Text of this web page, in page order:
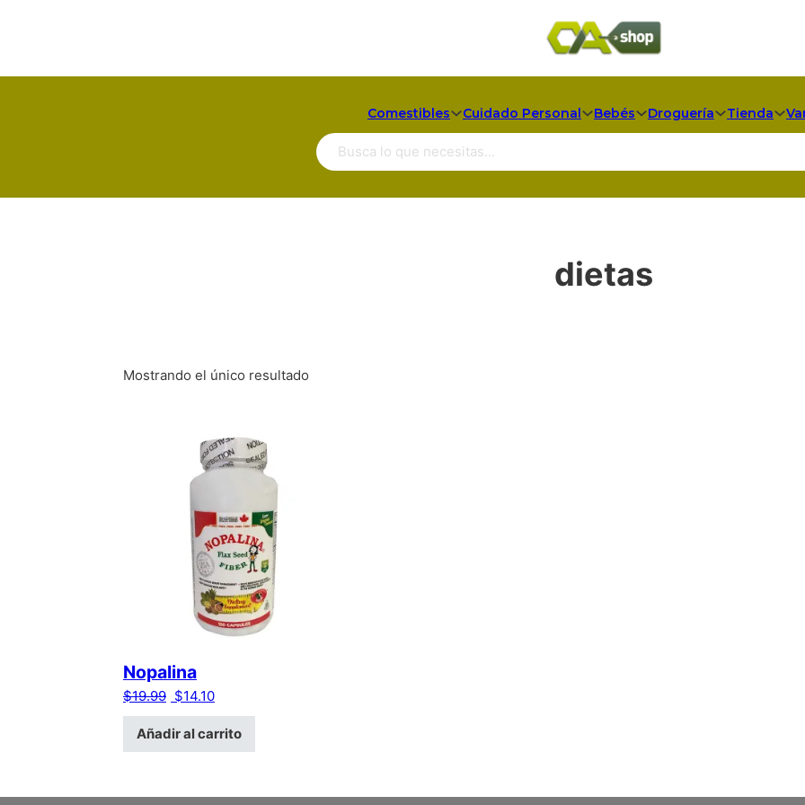
Comestibles Cuidado Personal Bebés Droguería Tienda
Buscar ...
dietas
Mostrando el único resultado
Nopalina
$19.99 El precio original era: $19.99.
$14.10El precio actual es: $14.10.
Añadir al carrito